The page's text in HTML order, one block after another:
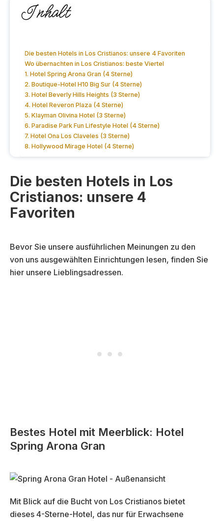
Inhalt
Die besten Hotels in Los Cristianos: unsere 4 Favoriten
Wo übernachten in Los Cristianos: beste Viertel
1. Hotel Spring Arona Gran (4 Sterne)
2. Boutique-Hotel H10 Big Sur (4 Sterne)
3. Hotel Beverly Hills Heights (3 Sterne)
4. Hotel Reveron Plaza (4 Sterne)
5. Klayman Olivina Hotel (3 Sterne)
6. Paradise Park Fun Lifestyle Hotel (4 Sterne)
7. Hotel Ona Los Claveles (3 Sterne)
8. Hollywood Mirage Hotel (4 Sterne)
Die besten Hotels in Los
Cristianos: unsere 4
Favoriten
Bevor Sie unsere ausführlichen Meinungen zu den
von uns ausgewählten Einrichtungen lesen, finden Sie
hier unsere Lieblingsadressen.
Bestes Hotel mit Meerblick: Hotel
Spring Arona Gran
Mit Blick auf die Bucht von Los Cristianos bietet
dieses 4-Sterne-Hotel, das nur für Erwachsene